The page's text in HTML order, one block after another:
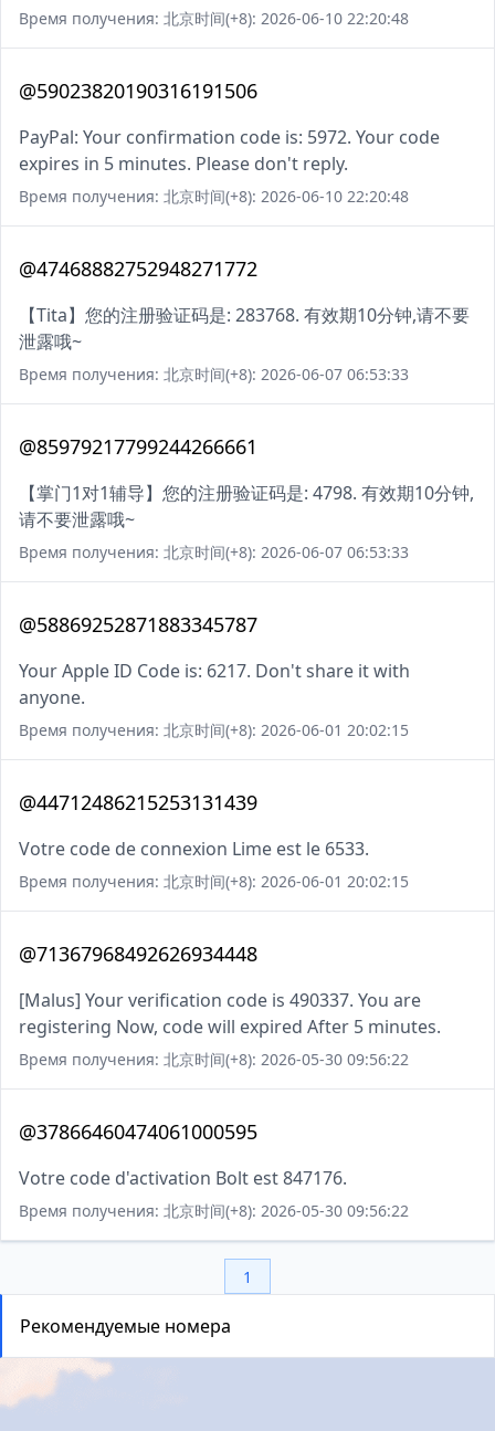
Время получения: 北京时间(+8): 2026-06-10 22:20:48
@59023820190316191506
PayPal: Your confirmation code is: 5972. Your code
expires in 5 minutes. Please don't reply.
Время получения: 北京时间(+8): 2026-06-10 22:20:48
@47468882752948271772
【Tita】您的注册验证码是: 283768. 有效期10分钟,请不要
泄露哦~
Время получения: 北京时间(+8): 2026-06-07 06:53:33
@85979217799244266661
【掌门1对1辅导】您的注册验证码是: 4798. 有效期10分钟,
请不要泄露哦~
Время получения: 北京时间(+8): 2026-06-07 06:53:33
@58869252871883345787
Your Apple ID Code is: 6217. Don't share it with
anyone.
Время получения: 北京时间(+8): 2026-06-01 20:02:15
@44712486215253131439
Votre code de connexion Lime est le 6533.
Время получения: 北京时间(+8): 2026-06-01 20:02:15
@71367968492626934448
[Malus] Your verification code is 490337. You are
registering Now, code will expired After 5 minutes.
Время получения: 北京时间(+8): 2026-05-30 09:56:22
@37866460474061000595
Votre code d'activation Bolt est 847176.
Время получения: 北京时间(+8): 2026-05-30 09:56:22
1
Рекомендуемые номера